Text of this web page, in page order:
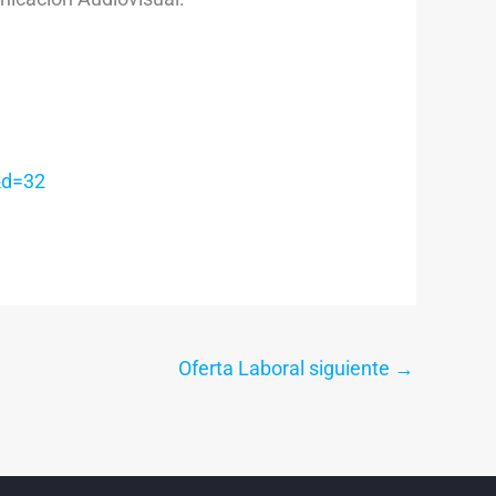
Oferta Laboral siguiente →